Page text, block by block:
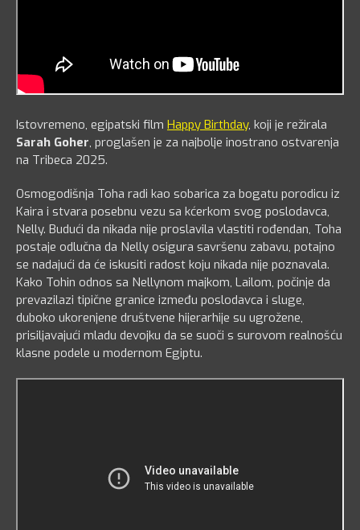
Istovremeno, egipatski film Happy Birthday, koji je režirala
Sarah Goher, proglašen je za najbolje inostrano ostvarenja
na Tribeca 2025.
Osmogodišnja Toha radi kao sobarica za bogatu porodicu iz
Kaira i stvara posebnu vezu sa kćerkom svog poslodavca,
Nelly. Budući da nikada nije proslavila vlastiti rođendan, Toha
postaje odlučna da Nelly osigura savršenu zabavu, potajno
se nadajući da će iskusiti radost koju nikada nije poznavala.
Kako Tohin odnos sa Nellynom majkom, Lailom, počinje da
prevazilazi tipične granice između poslodavca i sluge,
duboko ukorenjene društvene hijerarhije su ugrožene,
prisiljavajući mladu devojku da se suoči s surovom realnošću
klasne podele u modernom Egiptu.